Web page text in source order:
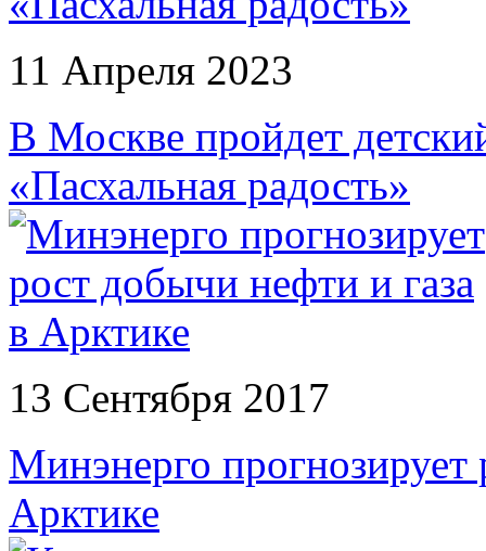
11 Апреля 2023
В Москве пройдет
«Пасхальная радость»
13 Сентября 2017
Минэнерго прогнозирует
Арктике